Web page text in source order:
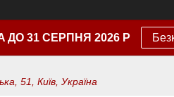
ДО 31 СЕРПНЯ 2026 Р
51, Київ, Україна